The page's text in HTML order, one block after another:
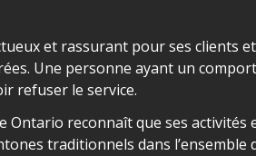
et rassurant pour ses clients
Une personne ayant un
refuser le service.
reconnaît que ses activités
traditionnels dans l’ensemble